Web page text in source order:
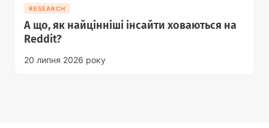
RESEARCH
А що, як найцінніші інсайти ховаються на
Reddit?
20 липня 2026 року